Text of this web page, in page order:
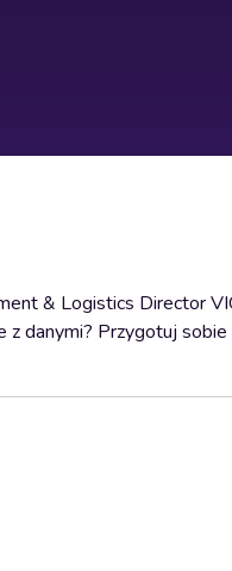
& Logistics Director
z danymi? Przygotuj